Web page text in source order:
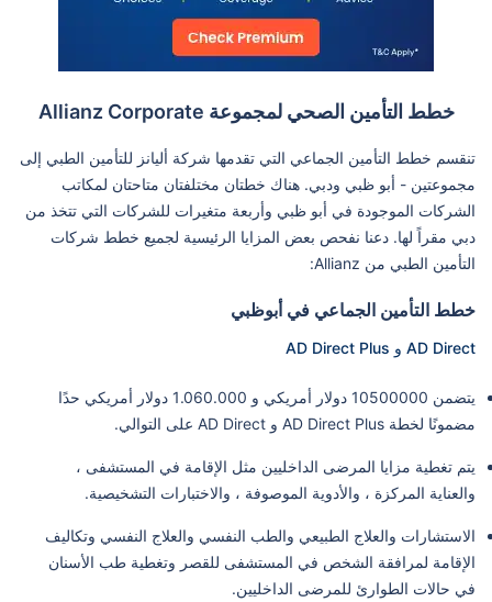
خطط التأمين الصحي لمجموعة Allianz Corporate
تنقسم خطط التأمين الجماعي التي تقدمها شركة أليانز للتأمين الطبي إلى
مجموعتين - أبو ظبي ودبي. هناك خطتان مختلفتان متاحتان لمكاتب
الشركات الموجودة في أبو ظبي وأربعة متغيرات للشركات التي تتخذ من
دبي مقراً لها. دعنا نفحص بعض المزايا الرئيسية لجميع خطط شركات
التأمين الطبي من Allianz:
خطط التأمين الجماعي في أبوظبي
AD Direct و AD Direct Plus
يتضمن 10500000 دولار أمريكي و 1.060.000 دولار أمريكي حدًا
مضمونًا لخطة AD Direct Plus و AD Direct على التوالي.
يتم تغطية مزايا المرضى الداخليين مثل الإقامة في المستشفى ،
والعناية المركزة ، والأدوية الموصوفة ، والاختبارات التشخيصية.
الاستشارات والعلاج الطبيعي والطب النفسي والعلاج النفسي وتكاليف
الإقامة لمرافقة الشخص في المستشفى للقصر وتغطية طب الأسنان
في حالات الطوارئ للمرضى الداخليين.